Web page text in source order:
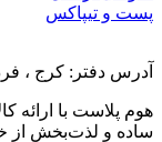
پست و تیپاکس
آدرس دفتر: کرج ، فردیس | 7 روز
هوم پلاست با ارائه
ساده و لذت‌بخش از